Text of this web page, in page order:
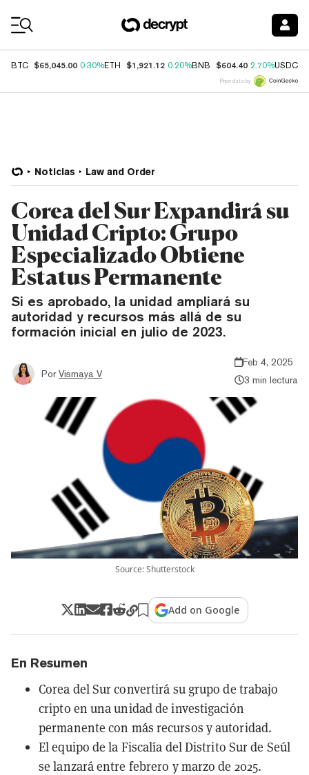
BTC $65,045.00 0.30%ETH $1,921.12 0.20%BNB $604.40 2.70%USDC
Price data by
Noticias Law and Order
Corea del Sur Expandirá su
Unidad Cripto: Grupo
Especializado Obtiene
Estatus Permanente
Si es aprobado, la unidad ampliará su
autoridad y recursos más allá de su
formación inicial en julio de 2023.
Por Vismaya V
Feb 4, 2025
3 min lectura
Source: Shutterstock
Add on Google
En Resumen
Corea del Sur convertirá su grupo de trabajo
cripto en una unidad de investigación
permanente con más recursos y autoridad.
El equipo de la Fiscalía del Distrito Sur de Seúl
se lanzará entre febrero y marzo de 2025.